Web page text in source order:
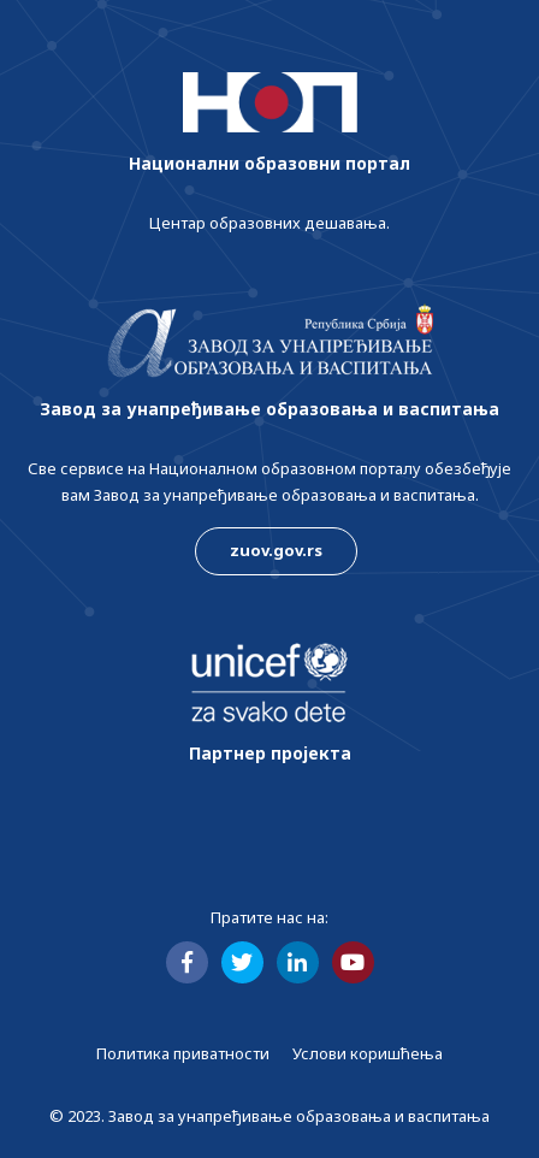
Национални образовни портал
Центар образовних дешавања.
Завод за унапређивање образовања и васпитања
Све сервисе на Националном образовном порталу обезбеђује
вам Завод за унапређивање образовања и васпитања.
zuov.gov.rs
Партнер пројекта
Пратите нас на:
Политика приватности Услови коришћења
© 2023. Завод за унапређивање образовања и васпитања